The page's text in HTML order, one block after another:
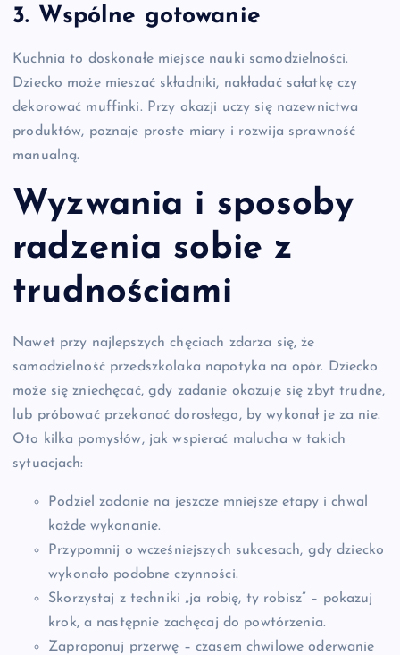
3. Wspólne gotowanie
Kuchnia to doskonałe miejsce nauki samodzielności.
Dziecko może mieszać składniki, nakładać sałatkę czy
dekorować muffinki. Przy okazji uczy się nazewnictwa
produktów, poznaje proste miary i rozwija sprawność
manualną.
Wyzwania i sposoby
radzenia sobie z
trudnościami
Nawet przy najlepszych chęciach zdarza się, że
samodzielność przedszkolaka napotyka na opór. Dziecko
może się zniechęcać, gdy zadanie okazuje się zbyt trudne,
lub próbować przekonać dorosłego, by wykonał je za nie.
Oto kilka pomysłów, jak wspierać malucha w takich
sytuacjach:
Podziel zadanie na jeszcze mniejsze etapy i chwal
każde wykonanie.
Przypomnij o wcześniejszych sukcesach, gdy dziecko
wykonało podobne czynności.
Skorzystaj z techniki „ja robię, ty robisz” – pokazuj
krok, a następnie zachęcaj do powtórzenia.
Zaproponuj przerwę – czasem chwilowe oderwanie